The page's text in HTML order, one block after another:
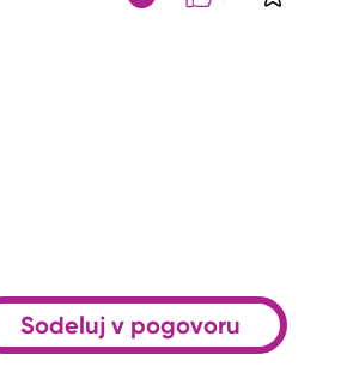
Sodeluj v pogovoru